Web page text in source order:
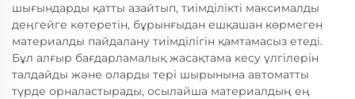
шығындарды қатты азайтып, тиімділікті максималды
деңгейге көтеретін, бұрынғыдан ешқашан көрмеген
материалды пайдалану тиімділігін қамтамасыз етеді.
Бұл алғыр бағдарламалық жасақтама кесу үлгілерін
талдайды және оларды тері шырынына автоматты
түрде орналастырады, осылайша материалдың ең